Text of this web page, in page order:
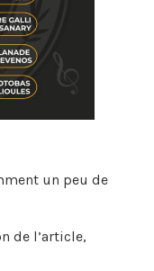
un peu de
de l’article,